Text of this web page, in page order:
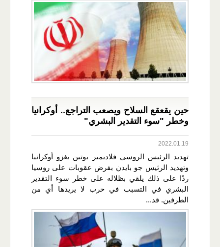
حين يقعقع السلاح ويصعب التراجع.. أوكرانيا
وخطر "سوء التقدير البشري"
2022.01.19
تهديد الرئيس الروسي فلاديمير بوتين بغزو أوكرانيا
وتهديد الرئيس جو بايدن بفرض عقوبات على روسيا
ردًا على ذلك يلقي بظلاله على خطر سوء التقدير
البشري في التسبب في حرب لا يريدها أي من
الطرفين. قد...